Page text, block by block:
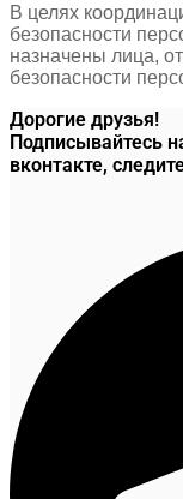
В целях
безопасности
назначены лица,
безопасности
Дорогие друзья!
Подписывайтесь
вконтакте,